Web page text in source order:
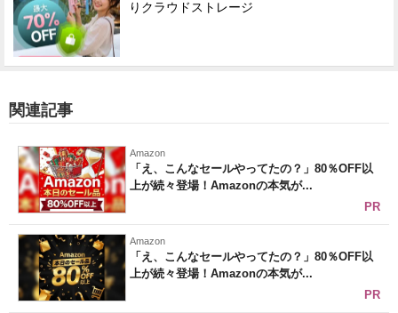
りクラウドストレージ
関連記事
Amazon
「え、こんなセールやってたの？」80％OFF以
上が続々登場！Amazonの本気が...
PR
Amazon
「え、こんなセールやってたの？」80％OFF以
上が続々登場！Amazonの本気が...
PR